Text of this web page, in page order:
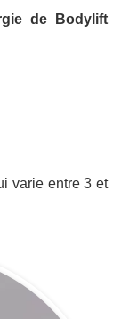
de Bodylift
varie entre 3 et